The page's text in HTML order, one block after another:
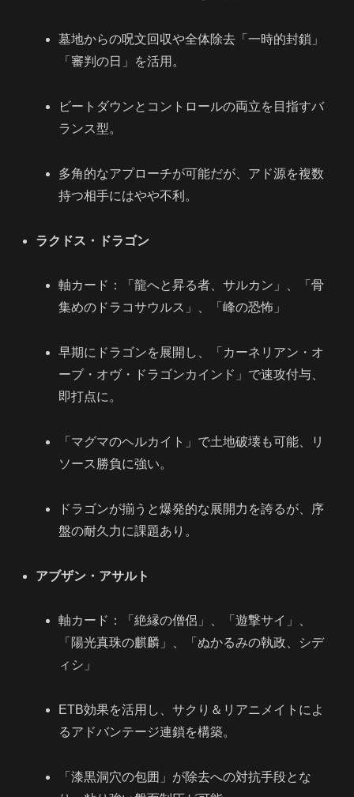
墓地からの呪文回収や全体除去「一時的封鎖」
「審判の日」を活用。
ビートダウンとコントロールの両立を目指すバ
ランス型。
多角的なアプローチが可能だが、アド源を複数
持つ相手にはやや不利。
ラクドス・ドラゴン
軸カード：「龍へと昇る者、サルカン」、「骨
集めのドラコサウルス」、「峰の恐怖」
早期にドラゴンを展開し、「カーネリアン・オ
ーブ・オヴ・ドラゴンカインド」で速攻付与、
即打点に。
「マグマのヘルカイト」で土地破壊も可能、リ
ソース勝負に強い。
ドラゴンが揃うと爆発的な展開力を誇るが、序
盤の耐久力に課題あり。
アブザン・アサルト
軸カード：「絶縁の僧侶」、「遊撃サイ」、
「陽光真珠の麒麟」、「ぬかるみの執政、シデ
ィシ」
ETB効果を活用し、サクり＆リアニメイトによ
るアドバンテージ連鎖を構築。
「漆黒洞穴の包囲」が除去への対抗手段とな